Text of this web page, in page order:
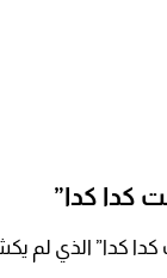
كدا كدا”
كدا كدا” الذي لم